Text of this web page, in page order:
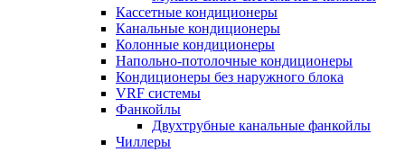
Кассетные кондиционеры
Канальные кондиционеры
Колонные кондиционеры
Напольно-потолочные кондиционеры
Кондиционеры без наружного блока
VRF системы
Фанкойлы
Двухтрубные канальные фанкойлы
Чиллеры